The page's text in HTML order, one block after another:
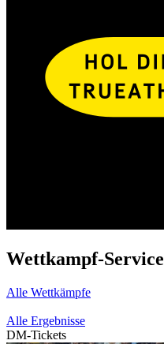
Wettkampf-Service
Alle Wettkämpfe
Alle Ergebnisse
DM-Tickets